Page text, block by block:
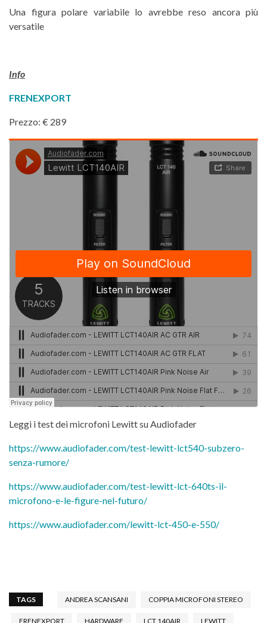
Una figura polare variabile lo avrebbe reso ancora più
versatile
Info
FRENEXPORT
Prezzo: € 289
Leggi i test dei microfoni Lewitt su Audiofader
https://www.audiofader.com/test-lewitt-lct540-subzero-
senza-rumore/
https://www.audiofader.com/test-lewitt-lct-640ts-il-
microfono-e-le-figure-nel-futuro/
https://www.audiofader.com/lewitt-lct-450-e-550/
TAGS ANDREA SCANSANI COPPIA MICROFONI STEREO
FRENEXPORT HARDWARE LCT 140AIR LEWITT